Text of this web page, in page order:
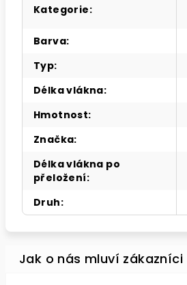
Kategorie:
Barva:
Typ:
Délka vlákna:
Hmotnost:
Značka:
Délka vlákna po
přeložení:
Druh: